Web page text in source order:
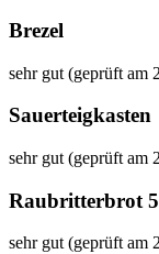
Brezel
sehr gut (geprüft am
Sauerteigkasten
sehr gut (geprüft am
Raubritterbrot
sehr gut (geprüft am